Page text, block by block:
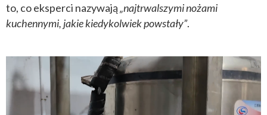
to, co eksperci nazywają„najtrwalszymi nożami
kuchennymi, jakie kiedykolwiek powstały”.